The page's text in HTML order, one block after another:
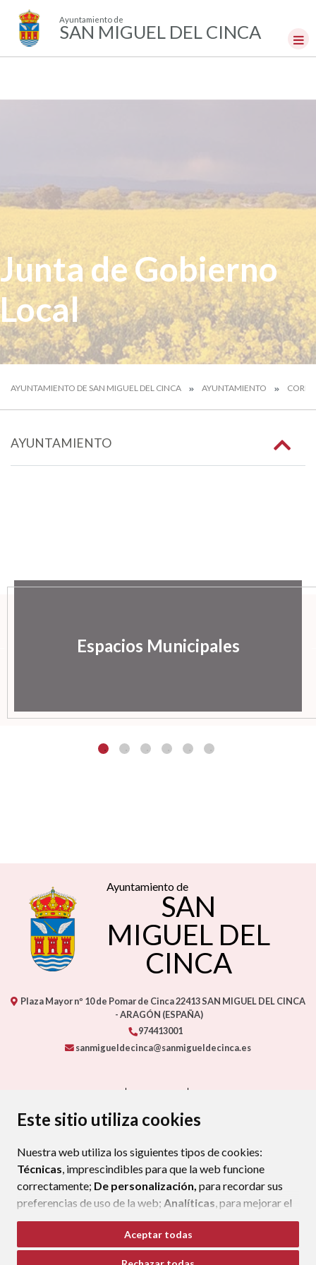
Este sitio utiliza cookies
Nuestra web utiliza los siguientes tipos de cookies:
Técnicas, imprescindibles para que la web funcione
correctamente; De personalización, para recordar sus
preferencias de uso de la web; Analíticas, para mejorar el
funcionamiento de la web y sus servicios.
Si acepta pulsando el botón“Aceptar todas”
Aceptar todas
Ayuntamiento de
SAN MIGUEL DEL CINCA
Junta de Gobierno
Local
AYUNTAMIENTO DE SAN MIGUEL DEL CINCA AYUNTAMIENTO
AYUNTAMIENTO
Espacios Municipales
Ayuntamiento de
SAN
MIGUEL DEL
CINCA
Plaza Mayor nº 10 de Pomar de Cinca22413SAN MIGUEL DEL CINCA
- ARAGÓN (ESPAÑA)
974413001
sanmigueldecinca@sanmigueldecinca.es
PROTECCIÓN DE DATOS
POLÍTICA DE COOKIES